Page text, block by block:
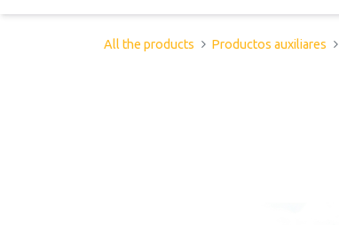
All the products Productos auxiliares